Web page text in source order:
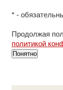
* -
Продолжая
политикой
Понятно